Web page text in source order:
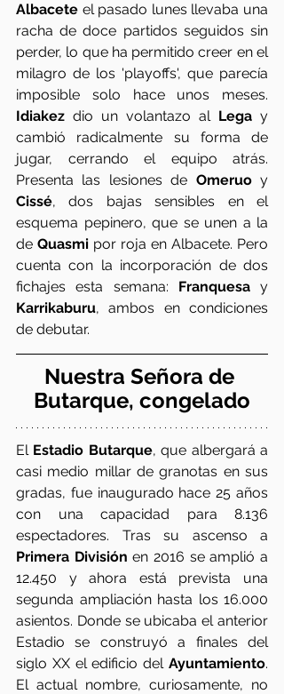
Albacete el pasado lunes llevaba una
racha de doce partidos seguidos sin
perder, lo que ha permitido creer en el
milagro de los 'playoffs', que parecía
Idiakez dio un volantazo al Lega y
cambió radicalmente su forma de
jugar, cerrando el equipo atrás.
Presenta las lesiones de Omeruo
Cissé, dos bajas sensibles en el
esquema pepinero, que se unen a la
de Quasmi por roja en Albacete. Pero
cuenta con la incorporación de dos
fichajes esta semana: Franquesa
Karrikaburu, ambos en condiciones
de debutar.
Nuestra Señora de
Butarque, congelado
El Estadio Butarque, que albergará a
casi medio millar de granotas en sus
gradas, fue inaugurado hace 25 años
con una capacidad para 8.136
Primera División en 2016 se amplió a
12.450 y ahora está prevista una
segunda ampliación hasta los 16.000
asientos. Donde se ubicaba el anterior
Estadio se construyó a finales del
siglo XX el edificio del Ayuntamiento.
El actual nombre, curiosamente, no